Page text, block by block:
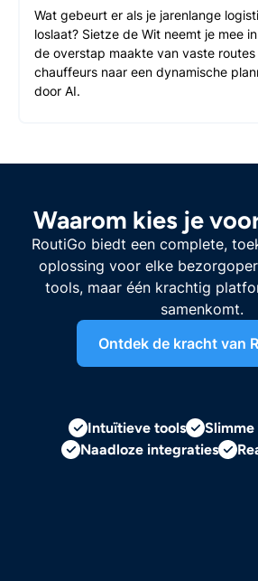
Wat gebeurt er als je jarenlange
loslaat? Sietze de Wit neemt je mee
de overstap maakte van vaste
chauffeurs naar een dynamische
door AI.
Waarom kies je
RoutiGo biedt een complete,
oplossing voor elke
tools, maar één krachtig
samenkomt.
Ontdek de kracht van
Intuïtieve tools
Naadloze integraties